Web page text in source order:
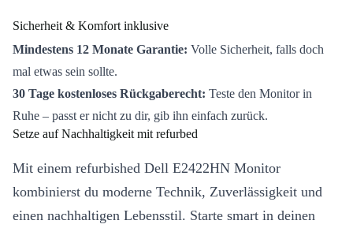
Sicherheit & Komfort inklusive
Mindestens 12 Monate Garantie: Volle Sicherheit, falls doch
mal etwas sein sollte.
30 Tage kostenloses Rückgaberecht: Teste den Monitor in
Ruhe – passt er nicht zu dir, gib ihn einfach zurück.
Setze auf Nachhaltigkeit mit refurbed
Mit einem refurbished Dell E2422HN Monitor
kombinierst du moderne Technik, Zuverlässigkeit und
einen nachhaltigen Lebensstil. Starte smart in deinen